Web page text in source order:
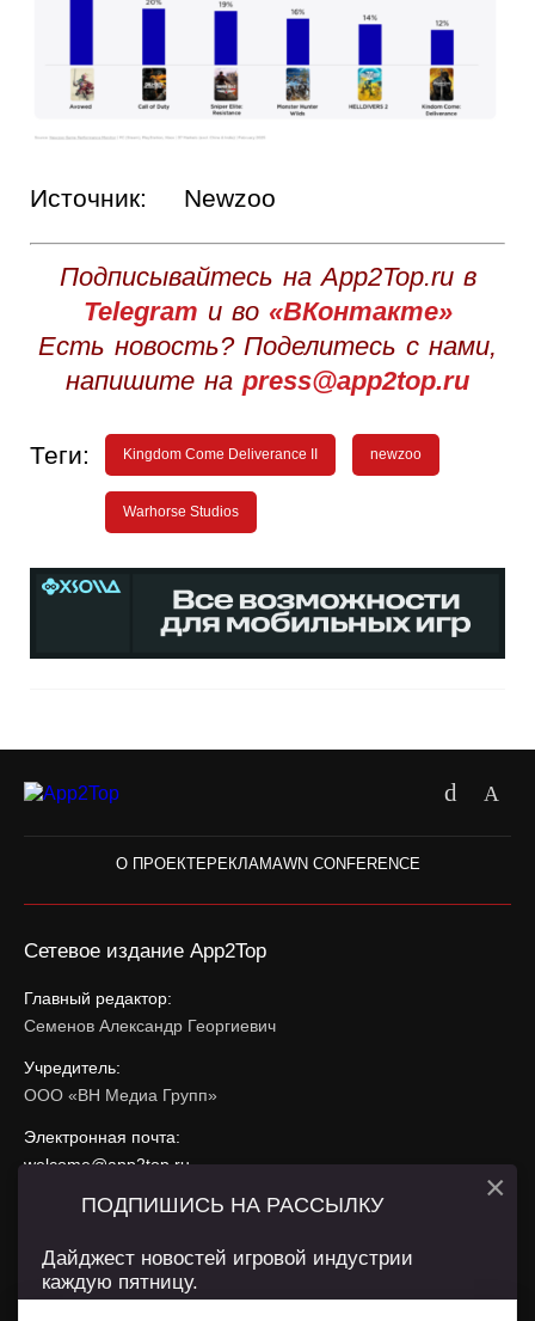
Источник: Newzoo
Подписывайтесь на App2Top.ru в
Telegram и во «ВКонтакте»
Есть новость? Поделитесь с нами,
напишите на press@app2top.ru
Теги: Kingdom Come Deliverance II newzoo
Warhorse Studios
О ПРОЕКТЕРЕКЛАМАWN CONFERENCE
Сетевое издание App2Top
Главный редактор:
Семенов Александр Георгиевич
Учредитель:
ООО «ВН Медиа Групп»
Электронная почта:
welcome@app2top.ru
При использовании материалов активная ссылка на
Сайт использует IP адреса, cookie, данные геолокации
ПОДПИШИСЬ НА РАССЫЛКУ
Дайджест новостей игровой индустрии
каждую пятницу.
×